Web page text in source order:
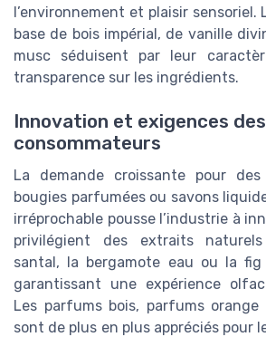
l’environnement et plaisir sensoriel.
base de bois impérial, de vanille
musc séduisent par leur
transparence sur les ingrédients.
Innovation et exigences des
consommateurs
La demande croissante pour
bougies parfumées ou savons
irréprochable pousse l’industrie à
privilégient des extraits naturels
santal, la bergamote eau ou la
garantissant une expérience
Les parfums bois, parfums
sont de plus en plus appréciés pour